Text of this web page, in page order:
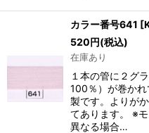
カラー番号641 [
520円(税込)
在庫あり
１本の管に２グ
100％）が巻か
製です。よりが
てあります。 ※
異なる場合…